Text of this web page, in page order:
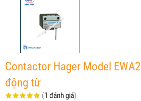
Contactor Hager Model
động từ
(1 đánh giá)